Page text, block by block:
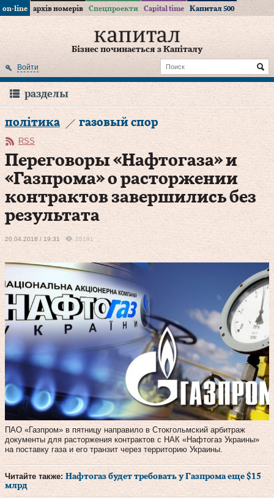
on-line архів номерів Спецпроекти Capital time Капитал 500
Бізнес починається з Капіталу
Войти
разделы
політика газовый спор
RSS
Переговоры «Нафтогаза» и
«Газпрома» о расторжении
контрактов завершились без
результата
20.04.2018 / 19:31 25191
ПАО «Газпром» в пятницу направило в Стокгольмский арбитраж
документы для расторжения контрактов c НАК «Нафтогаз Украины»
на поставку газа и его транзит через территорию Украины.
Читайте также: Нафтогаз будет требовать у Газпрома еще $15
млрд